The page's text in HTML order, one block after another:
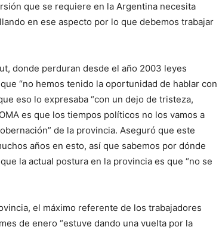
que se requiere en la Argentina necesita
en ese aspecto por lo que debemos trabajar
donde perduran desde el año 2003 leyes
“no hemos tenido la oportunidad de hablar con
eso lo expresaba “con un dejo de tristeza,
es que los tiempos políticos no los vamos a
de la provincia. Aseguró que este
años en esto, así que sabemos por dónde
la actual postura en la provincia es que “no se
el máximo referente de los trabajadores
de enero “estuve dando una vuelta por la